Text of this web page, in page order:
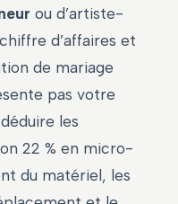
ou d’artiste-
d’affaires et
de mariage
pas votre
les
22 % en micro-
du matériel, les